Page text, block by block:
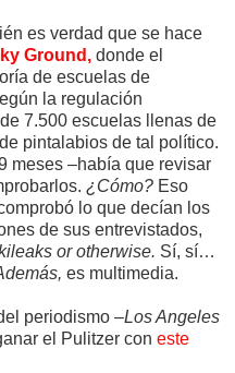
es verdad que se hace
Ground, donde el
de escuelas de
la regulación
7.500 escuelas llenas de
pintalabios de tal político.
meses –había que revisar
¿Cómo? Eso
lo que decían los
de sus entrevistados,
or otherwise. Sí, sí…
es multimedia.
periodismo –Los Angeles
el Pulitzer con este